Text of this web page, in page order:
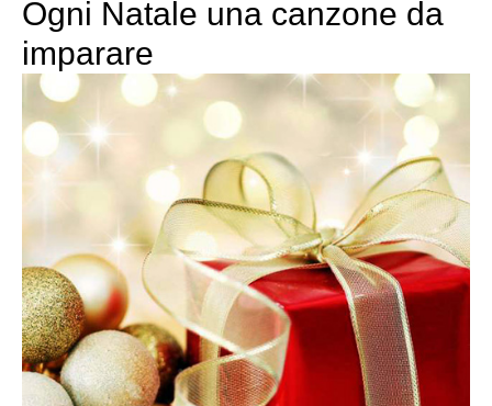
Ogni Natale una canzone da
imparare